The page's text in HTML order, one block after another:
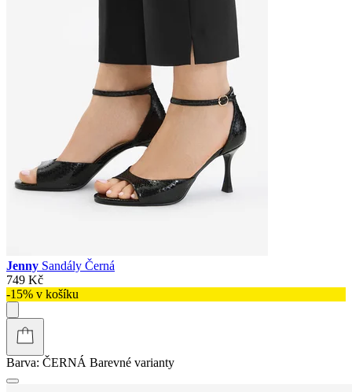
Jenny Sandály Černá
749 Kč
-15% v košíku
Barva: ČERNÁ Barevné varianty